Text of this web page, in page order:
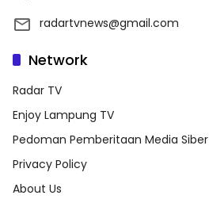
radartvnews@gmail.com
Network
Radar TV
Enjoy Lampung TV
Pedoman Pemberitaan Media Siber
Privacy Policy
About Us